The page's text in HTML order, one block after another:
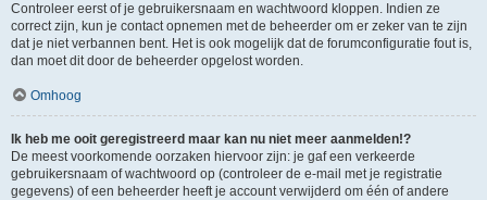
Controleer eerst of je gebruikersnaam en wachtwoord kloppen. Indien ze
correct zijn, kun je contact opnemen met de beheerder om er zeker van te zijn
dat je niet verbannen bent. Het is ook mogelijk dat de forumconfiguratie fout is,
dan moet dit door de beheerder opgelost worden.
Omhoog
Ik heb me ooit geregistreerd maar kan nu niet meer aanmelden!?
De meest voorkomende oorzaken hiervoor zijn: je gaf een verkeerde
gebruikersnaam of wachtwoord op (controleer de e-mail met je registratie
gegevens) of een beheerder heeft je account verwijderd om één of andere